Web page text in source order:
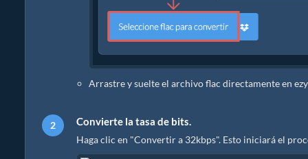
Arrastre y suelte el archivo flac directamente en
Convierte la tasa de bits.
Haga clic en "Convertir a 32kbps". Esto iniciará el